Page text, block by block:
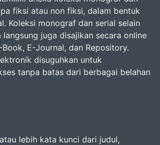
fiksi atau non fiksi, dalam bentuk
Koleksi monograf dan serial selain
langsung juga disajikan secara online
E-Journal, dan Repository.
disuguhkan untuk
tanpa batas dari berbagai belahan
lebih kata kunci dari judul,